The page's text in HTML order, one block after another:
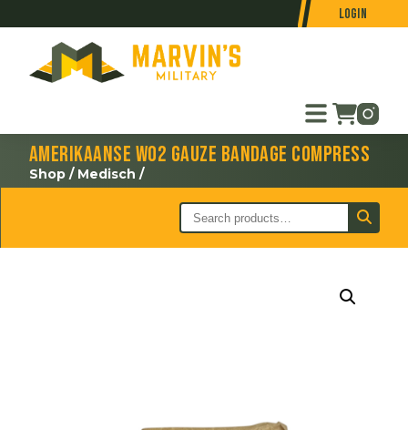
Login
Amerikaanse WO2 Gauze Bandage Compress
Shop / Medisch /